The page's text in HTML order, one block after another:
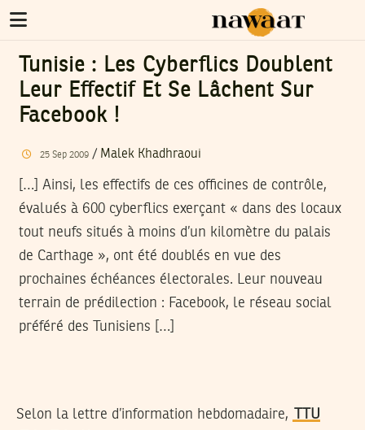
Tunisie : Les Cyberflics Doublent
Leur Effectif Et Se Lâchent Sur
Facebook !
25 Sep 2009/ Malek Khadhraoui
[…] Ainsi, les effectifs de ces officines de contrôle,
évalués à 600 cyberflics exerçant « dans des locaux
tout neufs situés à moins d’un kilomètre du palais
de Carthage », ont été doublés en vue des
prochaines échéances électorales. Leur nouveau
terrain de prédilection : Facebook, le réseau social
préféré des Tunisiens […]
Selon la lettre d’information hebdomadaire,
TTU